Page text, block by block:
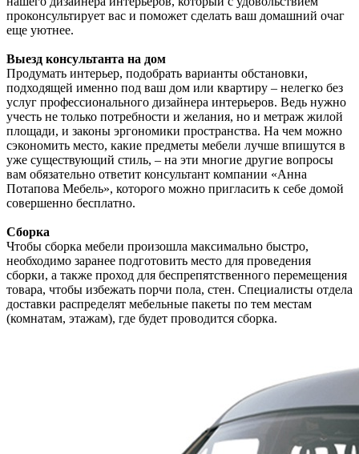
проконсультирует вас и поможет сделать ваш домашний очаг
еще уютнее.
Выезд консультанта на дом
Продумать интерьер, подобрать варианты обстановки,
подходящей именно под ваш дом или квартиру – нелегко без
услуг профессионального дизайнера интерьеров. Ведь нужно
учесть не только потребности и желания, но и метраж жилой
площади, и законы эргономики пространства. На чем можно
сэкономить место, какие предметы мебели лучше впишутся в
уже существующий стиль, – на эти многие другие вопросы
вам обязательно ответит консультант компании «Анна
Потапова Мебель», которого можно пригласить к себе домой
совершенно бесплатно.
Сборка
Чтобы сборка мебели произошла максимально быстро,
необходимо заранее подготовить место для проведения
сборки, а также проход для беспрепятственного перемещения
товара, чтобы избежать порчи пола, стен. Специалисты отдела
доставки распределят мебельные пакеты по тем местам
(комнатам, этажам), где будет проводится сборка.